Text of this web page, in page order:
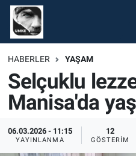
HABERLER YAŞAM
Selçuklu
Manisa'da
06.03.2026 - 11:15
YAYINLANMA
12
GÖSTERIM
Gündem
Ekonomi
Spor
Magazin
Nöbetçi Eczaneler
Hava Durumu
Namaz Vakitleri
Trafik Durumu